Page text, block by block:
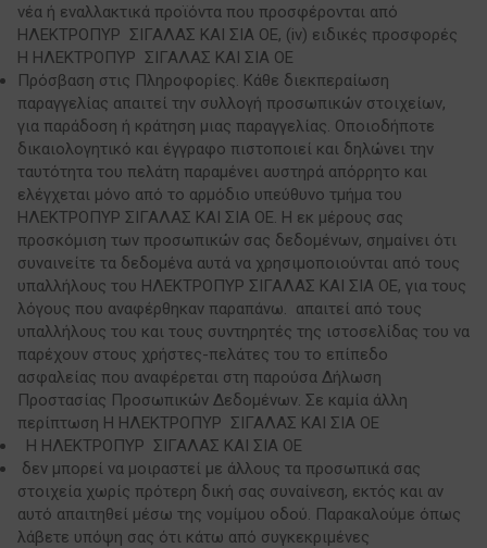
νέα ή εναλλακτικά προϊόντα που προσφέρονται από
ΗΛΕΚΤΡΟΠΥΡ ΣΙΓΑΛΑΣ ΚΑΙ ΣΙΑ ΟΕ, (iv) ειδικές προσφορές
Η ΗΛΕΚΤΡΟΠΥΡ ΣΙΓΑΛΑΣ ΚΑΙ ΣΙΑ ΟΕ
Πρόσβαση στις Πληροφορίες. Κάθε διεκπεραίωση
παραγγελίας απαιτεί την συλλογή προσωπικών στοιχείων,
για παράδοση ή κράτηση μιας παραγγελίας. Οποιοδήποτε
δικαιολογητικό και έγγραφο πιστοποιεί και δηλώνει την
ταυτότητα του πελάτη παραμένει αυστηρά απόρρητο και
ελέγχεται μόνο από το αρμόδιο υπεύθυνο τμήμα του
ΗΛΕΚΤΡΟΠΥΡ ΣΙΓΑΛΑΣ ΚΑΙ ΣΙΑ ΟΕ. Η εκ μέρους σας
προσκόμιση των προσωπικών σας δεδομένων, σημαίνει ότι
συναινείτε τα δεδομένα αυτά να χρησιμοποιούνται από τους
υπαλλήλους του ΗΛΕΚΤΡΟΠΥΡ ΣΙΓΑΛΑΣ ΚΑΙ ΣΙΑ ΟΕ, για τους
λόγους που αναφέρθηκαν παραπάνω. απαιτεί από τους
υπαλλήλους του και τους συντηρητές της ιστοσελίδας του να
παρέχουν στους χρήστες-πελάτες του το επίπεδο
ασφαλείας που αναφέρεται στη παρούσα Δήλωση
Προστασίας Προσωπικών Δεδομένων. Σε καμία άλλη
περίπτωση Η ΗΛΕΚΤΡΟΠΥΡ ΣΙΓΑΛΑΣ ΚΑΙ ΣΙΑ ΟΕ
Η ΗΛΕΚΤΡΟΠΥΡ ΣΙΓΑΛΑΣ ΚΑΙ ΣΙΑ ΟΕ
δεν μπορεί να μοιραστεί με άλλους τα προσωπικά σας
στοιχεία χωρίς πρότερη δική σας συναίνεση, εκτός και αν
αυτό απαιτηθεί μέσω της νομίμου οδού. Παρακαλούμε όπως
λάβετε υπόψη σας ότι κάτω από συγκεκριμένες